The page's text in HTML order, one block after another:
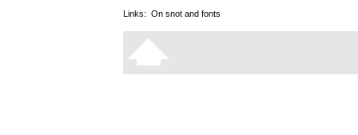
Links: On snot and fonts